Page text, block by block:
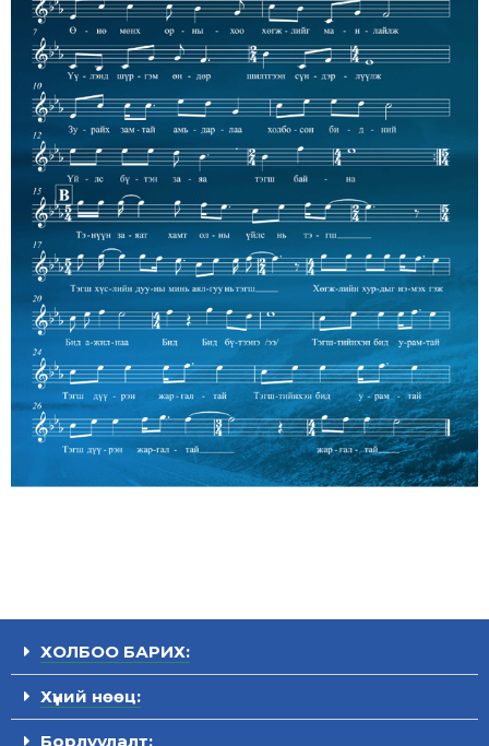
ХОЛБОО БАРИХ:
Хүний нөөц:
Борлуулалт: